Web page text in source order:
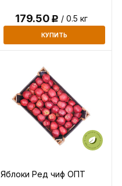
179.50Р / 0.5 кг
КУПИТЬ
Яблоки Ред чиф ОПТ